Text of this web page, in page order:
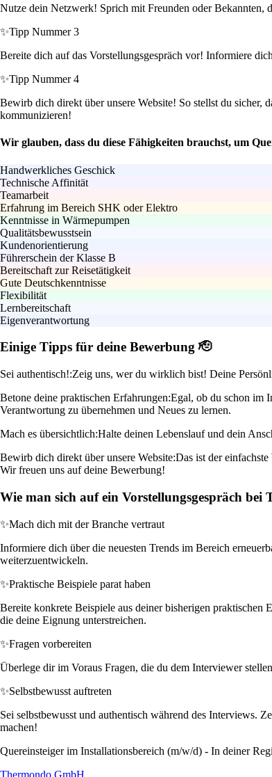
Nutze dein Netzwerk! Sprich mit Freunden oder Bekannten,
✨Tipp Nummer 3
Bereite dich auf das Vorstellungsgespräch vor! Informiere
✨Tipp Nummer 4
Bewirb dich direkt über unsere Website! So stellst du
kommunizieren!
Wir glauben, dass du diese Fähigkeiten brauchst, um
Handwerkliches Geschick
Technische Affinität
Teamarbeit
Erfahrung im Bereich SHK oder Elektro
Kenntnisse in Wärmepumpen
Qualitätsbewusstsein
Kundenorientierung
Führerschein der Klasse B
Bereitschaft zur Reisetätigkeit
Gute Deutschkenntnisse
Flexibilität
Lernbereitschaft
Eigenverantwortung
Einige Tipps für deine Bewerbung 🫡
Sei authentisch!:Zeig uns, wer du wirklich bist! Deine
Betone deine praktischen Erfahrungen:Egal, ob du schon im
Verantwortung zu übernehmen und Neues zu lernen.
Mach es übersichtlich:Halte deinen Lebenslauf und dein
Bewirb dich direkt über unsere Website:Das ist der
Wir freuen uns auf deine Bewerbung!
Wie man sich auf ein Vorstellungsgespräch
✨Mach dich mit der Branche vertraut
Informiere dich über die neuesten Trends im Bereich
weiterzuentwickeln.
✨Praktische Beispiele parat haben
Bereite konkrete Beispiele aus deiner bisherigen
die deine Eignung unterstreichen.
✨Fragen vorbereiten
Überlege dir im Voraus Fragen, die du dem Interviewer
✨Selbstbewusst auftreten
Sei selbstbewusst und authentisch während des Interviews.
machen!
Quereinsteiger im Installationsbereich (m/w/d) - In deiner
Thermondo GmbH